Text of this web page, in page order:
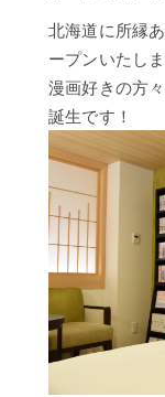
日
帰
り
浴
ご
宿
泊
オ
プ
シ
北海道に所縁
ープンいたしま
漫画好きの方
誕生です！